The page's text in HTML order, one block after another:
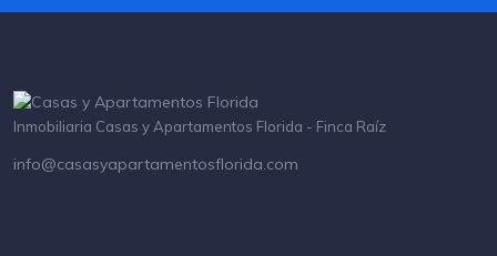
Inmobiliaria Casas y Apartamentos Florida - Finca Raíz
info@casasyapartamentosflorida.com